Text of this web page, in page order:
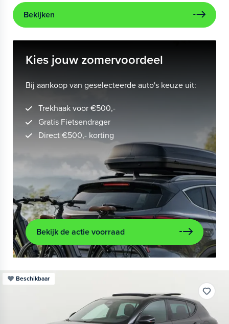
Bekijken
Kies jouw zomervoordeel
Bij aankoop van geselecteerde auto's keuze uit:
Trekhaak voor €500,-
Gratis Fietsendrager
Direct €500,- korting
Bekijk de actie voorraad
Beschikbaar